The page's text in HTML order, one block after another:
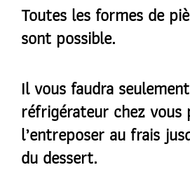
Toutes les formes de
sont possible.
Il vous faudra
réfrigérateur chez vous
l’entreposer au frais
du dessert.